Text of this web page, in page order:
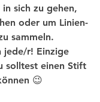
sich zu gehen,
oder um Linien-
sammeln.
jede/r! Einzige
solltest einen Stift
😉